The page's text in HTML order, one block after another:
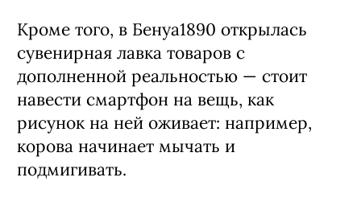
Кроме того, в Бенуа1890 открылась
сувенирная лавка товаров с
дополненной реальностью — стоит
навести смартфон на вещь, как
рисунок на ней оживает: например,
корова начинает мычать и
подмигивать.